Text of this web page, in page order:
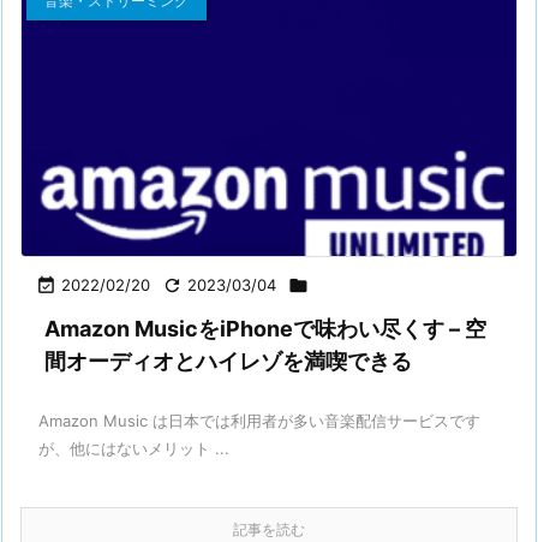
 2022/02/20  2023/03/04 
Amazon MusicをiPhoneで味わい尽くす – 空
間オーディオとハイレゾを満喫できる
Amazon Music は日本では利用者が多い音楽配信サービスです
が、他にはないメリット ...
記事を読む